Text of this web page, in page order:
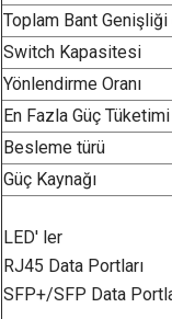
Toplam Bant
Switch Kapasitesi
Yönlendirme Oranı
En Fazla Güç Tüketimi
Besleme türü
Güç Kaynağı
LED' ler
RJ45 Data Portları
SFP+/SFP Data